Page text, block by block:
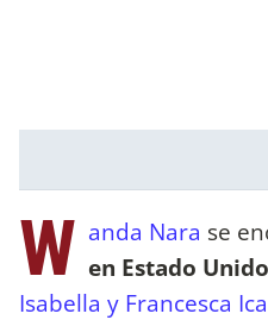
W anda Nara se
en Estado
Isabella y Francesca